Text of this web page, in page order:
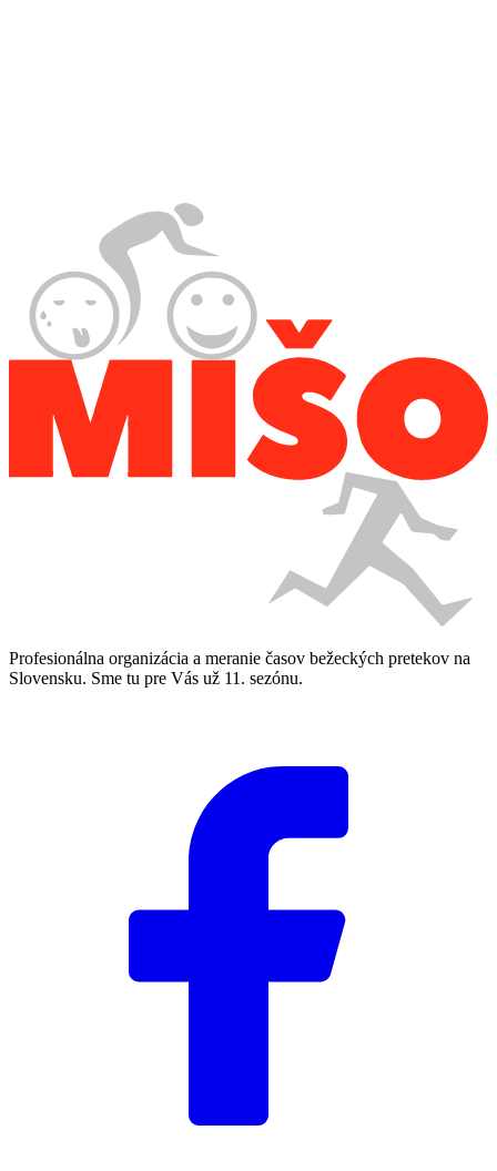
Profesionálna organizácia a meranie časov bežeckých pretekov na
Slovensku. Sme tu pre Vás už 11. sezónu.